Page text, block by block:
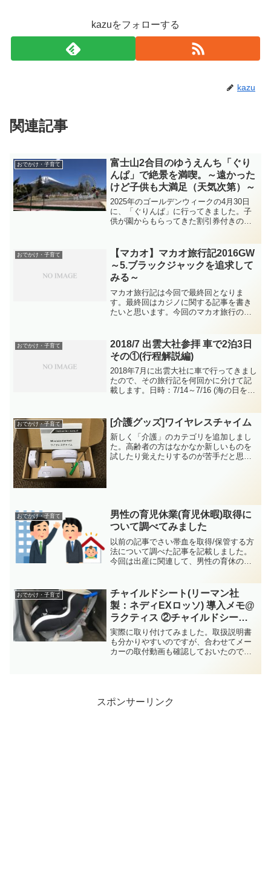
kazuをフォローする
kazu
関連記事
おでかけ・子育て
富士山2合目のゆうえんち「ぐり
んぱ」で絶景を満喫。～遠かった
けど子供も大満足（天気次第）～
2025年のゴールデンウィークの4月30日
に、「ぐりんぱ」に行ってきました。子
供が園からもらってきた割引券付きのチ
候にも恵まれ、４歳と３歳の子供も大満
足でしたので、ご紹...
おでかけ・子育て
【マカオ】マカオ旅行記2016GW
～5.ブラックジャックを追求して
みる～
マカオ旅行記は今回で最終回となりま
す。最終回はカジノに関する記事を書き
たいと思います。今回のマカオ旅行の主
てきましたが、今回のマカオ旅行でカジ
ノをいったん打ち止めにする...
おでかけ・子育て
2018/7 出雲大社参拝 車で2泊3日
その①(行程解説編)
2018年7月に出雲大社に車で行ってきまし
たので、その旅行記を何回かに分けて記
載します。日時：7/14～7/16 (海の日を含
て良かった点、反省点などを書きますの
でご...
おでかけ・子育て [介護グッズ]ワイヤレスチャイム
新しく「介護」のカテゴリを追加しまし
た。高齢者の方はなかなか新しいものを
試したり覚えたりするのが苦手だと思い
おでかけ・子育て
男性の育児休業(育児休暇)取得に
ついて調べてみました
以前の記事でさい帯血を取得/保管する方
法について調べた記事を記載しました。
今回は出産に関連して、男性の育休の制
が、日本では男性の育休取得率が低く、
職場によっても福利厚生...
おでかけ・子育て
チャイルドシート(リーマン社
製：ネディEXロッソ) 導入メモ@
ラクティス ②チャイルドシート
取付編
実際に取り付けてみました。取扱説明書
も分かりやすいのですが、合わせてメー
カーの取付動画も確認しておいたので、
スポンサーリンク